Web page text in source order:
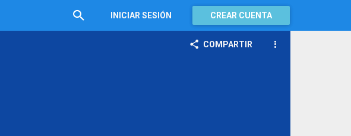
INICIAR SESIÓN CREAR CUENTA
COMPARTIR